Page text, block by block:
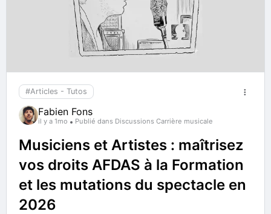
#Articles - Tutos
Fabien Fons
il y a 1mo Publié dans Discussions Carrière musicale
Musiciens et Artistes : maîtrisez
vos droits AFDAS à la Formation
et les mutations du spectacle en
2026